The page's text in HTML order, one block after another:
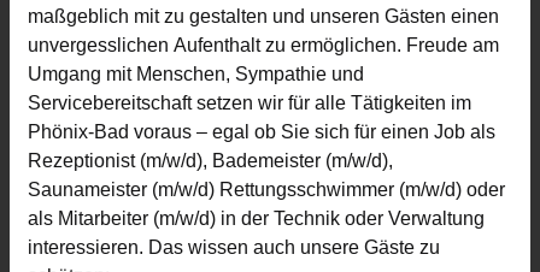
maßgeblich mit zu gestalten und unseren Gästen einen
unvergesslichen Aufenthalt zu ermöglichen. Freude am
Umgang mit Menschen, Sympathie und
Servicebereitschaft setzen wir für alle Tätigkeiten im
Phönix-Bad voraus – egal ob Sie sich für einen Job als
Rezeptionist (m/w/d), Bademeister (m/w/d),
Saunameister (m/w/d) Rettungsschwimmer (m/w/d) oder
als Mitarbeiter (m/w/d) in der Technik oder Verwaltung
interessieren. Das wissen auch unsere Gäste zu